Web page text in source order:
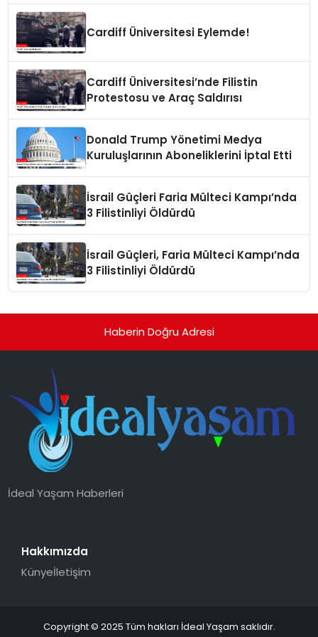
Cardiff Üniversitesi Eylemde!
Cardiff Üniversitesi’nde Filistin
Protestosu ve Araç Saldırısı
Donald Trump Yönetimi Medya
Kuruluşlarının Aboneliklerini İptal Etti
İsrail Güçleri Faria Mülteci Kampı’nda
3 Filistinliyi Öldürdü
İsrail Güçleri, Faria Mülteci Kampı’nda
3 Filistinliyi Öldürdü
Haberin Doğru Adresi
İdeal Yaşam Haberleri
Hakkımızda
Künyeİletişim
Copyright © 2025 Tüm hakları İdeal Yaşam saklıdır.